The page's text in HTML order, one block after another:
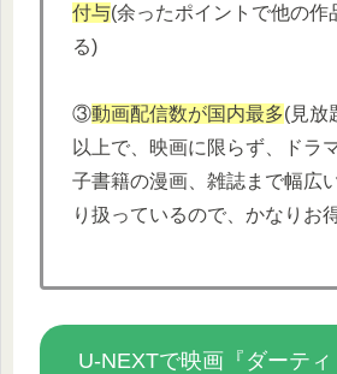
付与(余ったポイントで他の作
る)
③動画配信数が国内最多(見放
以上で、映画に限らず、ドラ
子書籍の漫画、雑誌まで幅広
り扱っているので、かなりお
U-NEXTで映画『ダーティ